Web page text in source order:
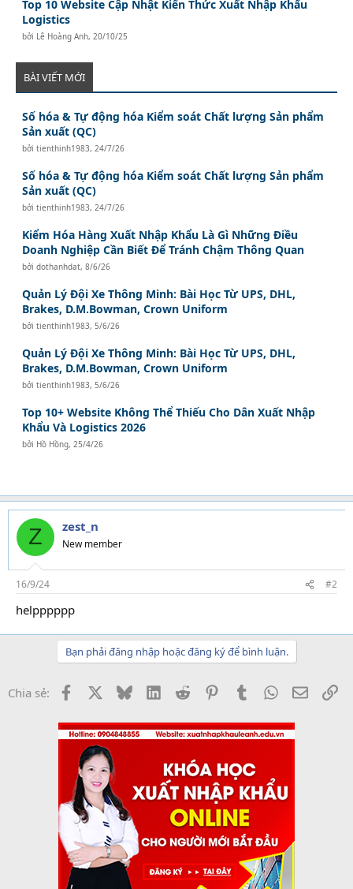
Top 10 Website Cập Nhật Kiến Thức Xuất Nhập Khẩu
Logistics
bởi Lê Hoàng Anh, 20/10/25
BÀI VIẾT MỚI
Số hóa & Tự động hóa Kiểm soát Chất lượng Sản phẩm
Sản xuất (QC)
bởitienthinh1983, 24/7/26
Số hóa & Tự động hóa Kiểm soát Chất lượng Sản phẩm
Sản xuất (QC)
bởitienthinh1983, 24/7/26
Kiểm Hóa Hàng Xuất Nhập Khẩu Là Gì Những Điều
Doanh Nghiệp Cần Biết Để Tránh Chậm Thông Quan
bởidothanhdat,8/6/26
Quản Lý Đội Xe Thông Minh: Bài Học Từ UPS, DHL,
Brakes, D.M.Bowman, Crown Uniform
bởitienthinh1983, 5/6/26
Quản Lý Đội Xe Thông Minh: Bài Học Từ UPS, DHL,
Brakes, D.M.Bowman, Crown Uniform
bởitienthinh1983, 5/6/26
Top 10+ Website Không Thể Thiếu Cho Dân Xuất Nhập
Khẩu Và Logistics 2026
bởi Hồ Hồng, 25/4/26
Z zest_n
New member
16/9/24 #2
helpppppp
Bạn phải đăng nhập hoặc đăng ký để bình luận.
Chia sẻ: Facebook BlueskyLinkedInReddit PinterestTumblrWhatsApp
Email